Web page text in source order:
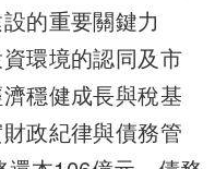
的重要關鍵力
環境的認同及市
穩健成長與稅基
政紀律與債務管